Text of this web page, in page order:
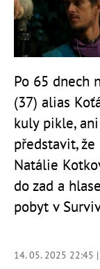
Po 65 dnech
(37) alias
kuly pikle,
představit,
Natálie
do zad a
pobyt v
14. 05. 2025 22:45